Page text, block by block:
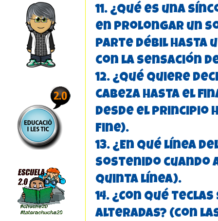
11. ¿Qué es una
en prolongar un
parte débil hasta
con la sensación
12. ¿Qué quiere
cabeza hasta el
desde el principio
Fine).
13. ¿En qué línea
sostenido cuando
quinta línea).
14. ¿Con qué
alteradas? (con